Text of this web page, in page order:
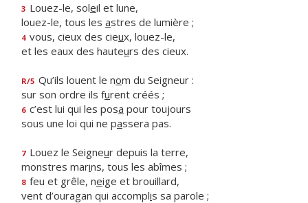
3 Louez-le, soleil et lune,
louez-le, tous les astres de lumière ;
4 vous, cieux des cieux, louez-le,
et les eaux des hauteurs des cieux.
R/5 Qu’ils louent le nom du Seigneur :
sur son ordre ils furent créés ;
6 c’est lui qui les posa pour toujours
sous une loi qui ne passera pas.
7 Louez le Seigneur depuis la terre,
monstres marins, tous les abîmes ;
8 feu et grêle, neige et brouillard,
vent d’ouragan qui accomplis sa parole ;